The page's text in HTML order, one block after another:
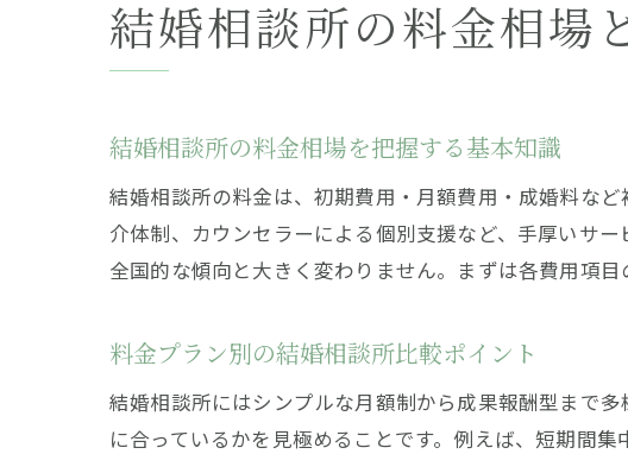
結婚相談所の料金相場
結婚相談所の料金相場を把握する基本知識
結婚相談所の料金は、初期費用・月額費用・成婚料な
介体制、カウンセラーによる個別支援など、手厚いサ
全国的な傾向と大きく変わりません。まずは各費用項
料金プラン別の結婚相談所比較ポイント
結婚相談所にはシンプルな月額制から成果報酬型まで
に合っているかを見極めることです。例えば、短期間